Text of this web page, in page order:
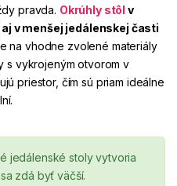
pravda. Okrúhly stôl v
v menšej jedálenskej časti
na vhodne zvolené materiály
s vykrojeným otvorom v
priestor, čím sú priam ideálne
jedálenské stoly vytvoria
zdá byť väčší.